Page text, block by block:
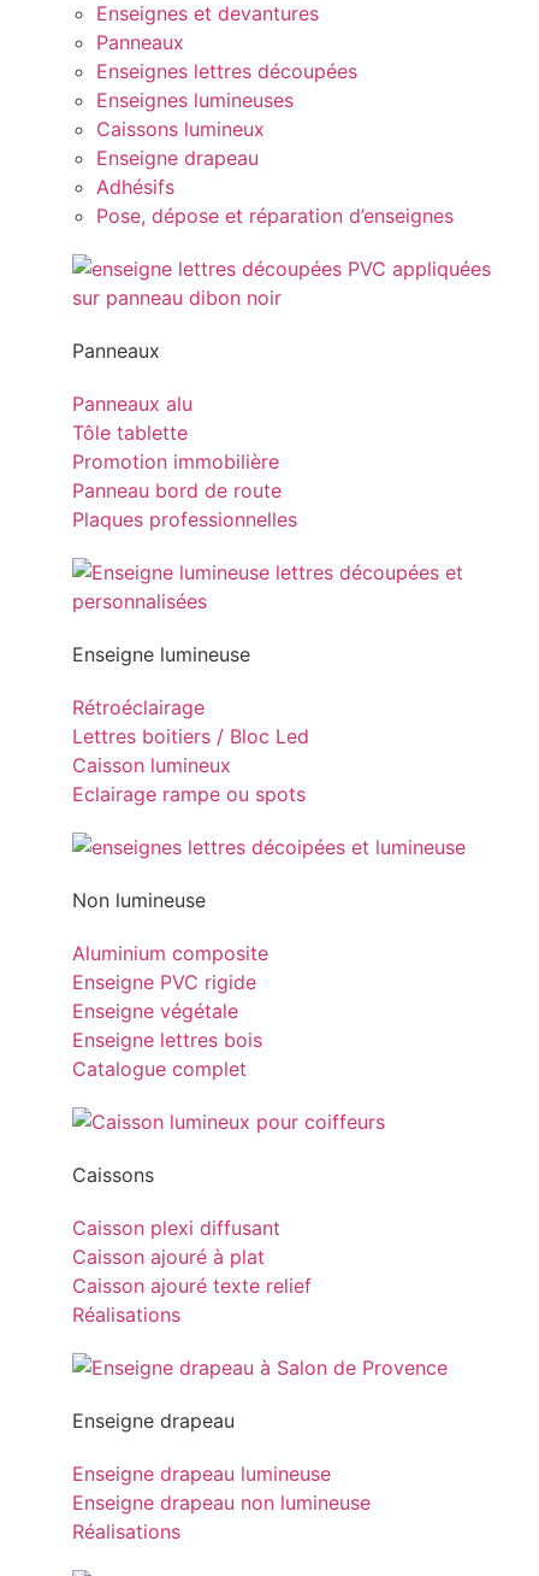
Enseignes et devantures
Panneaux
Enseignes lettres découpées
Enseignes lumineuses
Caissons lumineux
Enseigne drapeau
Adhésifs
Pose, dépose et réparation d’enseignes
Panneaux
Panneaux alu
Tôle tablette
Promotion immobilière
Panneau bord de route
Plaques professionnelles
Enseigne lumineuse
Rétroéclairage
Lettres boitiers / Bloc Led
Caisson lumineux
Eclairage rampe ou spots
Non lumineuse
Aluminium composite
Enseigne PVC rigide
Enseigne végétale
Enseigne lettres bois
Catalogue complet
Caissons
Caisson plexi diffusant
Caisson ajouré à plat
Caisson ajouré texte relief
Réalisations
Enseigne drapeau
Enseigne drapeau lumineuse
Enseigne drapeau non lumineuse
Réalisations